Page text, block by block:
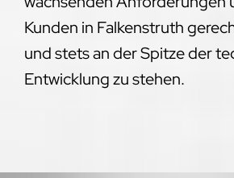
Kunden in Falkenstruth
und stets an der Spitze der
Entwicklung zu stehen.